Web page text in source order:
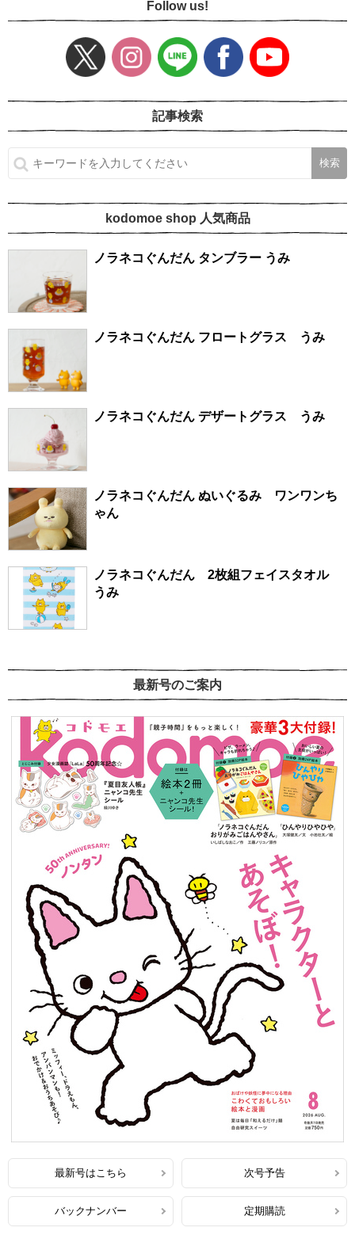
Follow us!
記事検索
kodomoe shop 人気商品
ノラネコぐんだん タンブラー うみ
ノラネコぐんだん フロートグラス うみ
ノラネコぐんだん デザートグラス うみ
ノラネコぐんだん ぬいぐるみ ワンワンち
ゃん
ノラネコぐんだん 2枚組フェイスタオル
うみ
最新号のご案内
最新号はこちら 次号予告
バックナンバー 定期購読